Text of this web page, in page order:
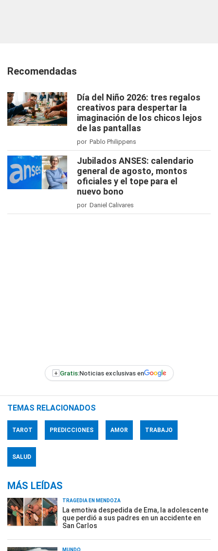
Recomendadas
Día del Niño 2026: tres regalos
creativos para despertar la
imaginación de los chicos lejos
de las pantallas
por Pablo Philippens
Jubilados ANSES: calendario
general de agosto, montos
oficiales y el tope para el
nuevo bono
por Daniel Calivares
+ Gratis:Noticias exclusivas en
TEMAS RELACIONADOS
TAROT PREDICCIONES AMOR TRABAJO
SALUD
MÁS LEÍDAS
TRAGEDIA EN MENDOZA
La emotiva despedida de Ema, la adolescente
que perdió a sus padres en un accidente en
San Carlos
MUNDO